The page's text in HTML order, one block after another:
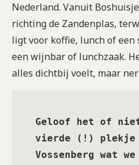
Nederland. Vanuit
richting de Zandenplas,
ligt voor koffie, lunch of
een wijnbar of lunchzaak.
alles dichtbij voelt, maar
Geloof het of
vierde (!) plekje
Vossenberg wat we